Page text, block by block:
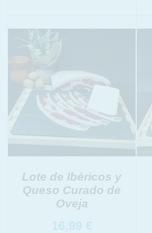
Lote de Ibéricos y
Queso Curado de
Oveja
16,99 €